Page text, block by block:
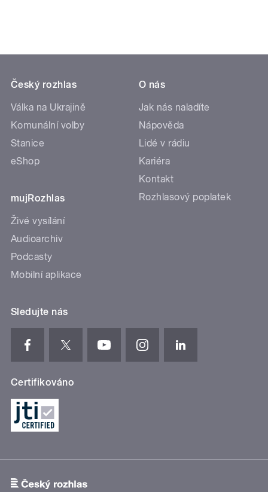
Český rozhlas
Válka na Ukrajině
Komunální volby
Stanice
eShop
mujRozhlas
Živé vysílání
Audioarchiv
Podcasty
Mobilní aplikace
O nás
Jak nás naladíte
Nápověda
Lidé v rádiu
Kariéra
Kontakt
Rozhlasový poplatek
Sledujte nás
Certifikováno